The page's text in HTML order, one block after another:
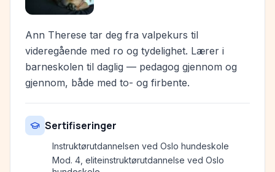
Ann Therese tar deg fra valpekurs til
videregående med ro og tydelighet. Lærer i
barneskolen til daglig — pedagog gjennom og
gjennom, både med to- og firbente.
Sertifiseringer
Instruktørutdannelsen ved Oslo hundeskole
Mod. 4, eliteinstruktørutdannelse ved Oslo